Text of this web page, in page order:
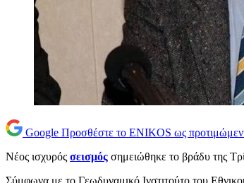
Google Προσθέστε το ENIKOS ως
Νέος ισχυρός σεισμός σημειώθηκε το βράδυ της